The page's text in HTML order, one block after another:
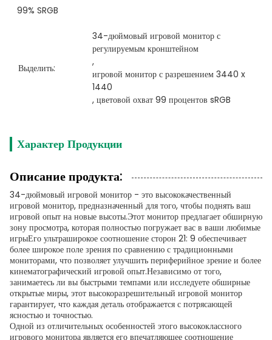
99% SRGB
Выделить:
34-дюймовый игровой монитор с
регулируемым кронштейном
,
игровой монитор с разрешением 3440 x
1440
, цветовой охват 99 процентов sRGB
Характер Продукции
Описание продукта:
34-дюймовый игровой монитор - это высококачественный
игровой монитор, предназначенный для того, чтобы поднять ваш
игровой опыт на новые высоты.Этот монитор предлагает обширную
зону просмотра, которая полностью погружает вас в ваши любимые
игрыЕго ультраширокое соотношение сторон 21: 9 обеспечивает
более широкое поле зрения по сравнению с традиционными
мониторами, что позволяет улучшить периферийное зрение и более
кинематографический игровой опыт.Независимо от того,
занимаетесь ли вы быстрыми темпами или исследуете обширные
открытые миры, этот высокоразрешительный игровой монитор
гарантирует, что каждая деталь отображается с потрясающей
ясностью и точностью.
Одной из отличительных особенностей этого высококлассного
игрового монитора является его впечатляющее соотношение